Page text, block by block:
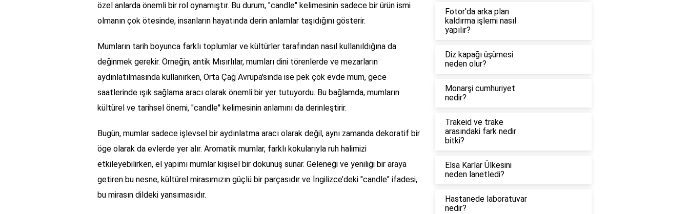
özel anlarda önemli bir rol oynamıştır. Bu durum, "candle" kelimesinin sadece bir ürün ismi
olmanın çok ötesinde, insanların hayatında derin anlamlar taşıdığını gösterir.
Mumların tarih boyunca farklı toplumlar ve kültürler tarafından nasıl kullanıldığına da
değinmek gerekir. Örneğin, antik Mısırlılar, mumları dini törenlerde ve mezarların
aydınlatılmasında kullanırken, Orta Çağ Avrupa'sında ise pek çok evde mum, gece
saatlerinde ışık sağlama aracı olarak önemli bir yer tutuyordu. Bu bağlamda, mumların
kültürel ve tarihsel önemi, "candle" kelimesinin anlamını da derinleştirir.
Bugün, mumlar sadece işlevsel bir aydınlatma aracı olarak değil, aynı zamanda dekoratif bir
öge olarak da evlerde yer alır. Aromatik mumlar, farklı kokularıyla ruh halimizi
etkileyebilirken, el yapımı mumlar kişisel bir dokunuş sunar. Geleneği ve yeniliği bir araya
getiren bu nesne, kültürel mirasımızın güçlü bir parçasıdır ve İngilizce’deki "candle" ifadesi,
bu mirasın dildeki yansımasıdır.
Fotor'da arka plan
kaldırma işlemi nasıl
yapılır?
Diz kapağı üşümesi
neden olur?
Monarşi cumhuriyet
nedir?
Trakeid ve trake
arasındaki fark nedir
bitki?
Elsa Karlar Ülkesini
neden lanetledi?
Hastanede laboratuvar
nedir?